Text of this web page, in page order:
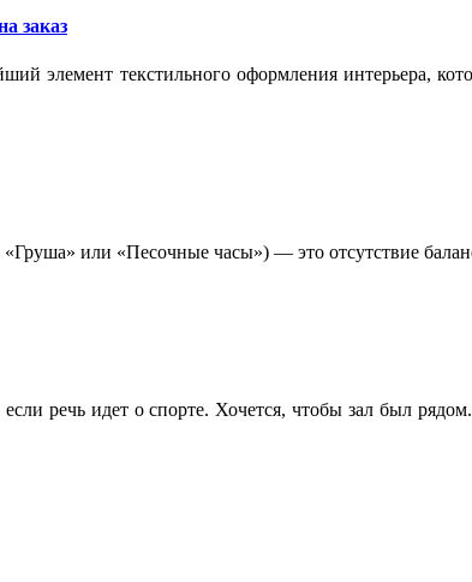
заказ
элемент текстильного оформления интерьера,
или «Песочные часы») — это отсутствие
речь идет о спорте. Хочется, чтобы зал был